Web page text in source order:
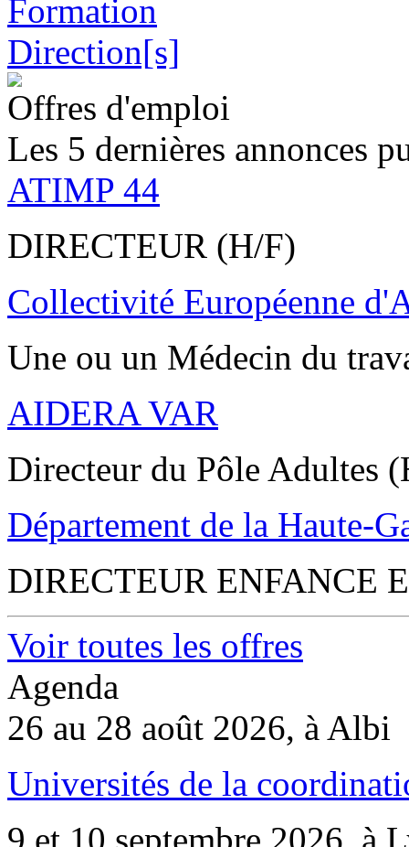
Offres d'emploi
Les 5 dernières annonces
ATIMP 44
DIRECTEUR (H/F)
Collectivité Européenne
Une ou un Médecin du
AIDERA VAR
Directeur du Pôle Adultes
Département de la Haute-
DIRECTEUR ENFANCE
Voir toutes les offres
Agenda
26 au 28 août 2026, à Albi
Universités de la
9 et 10 septembre 2026, à